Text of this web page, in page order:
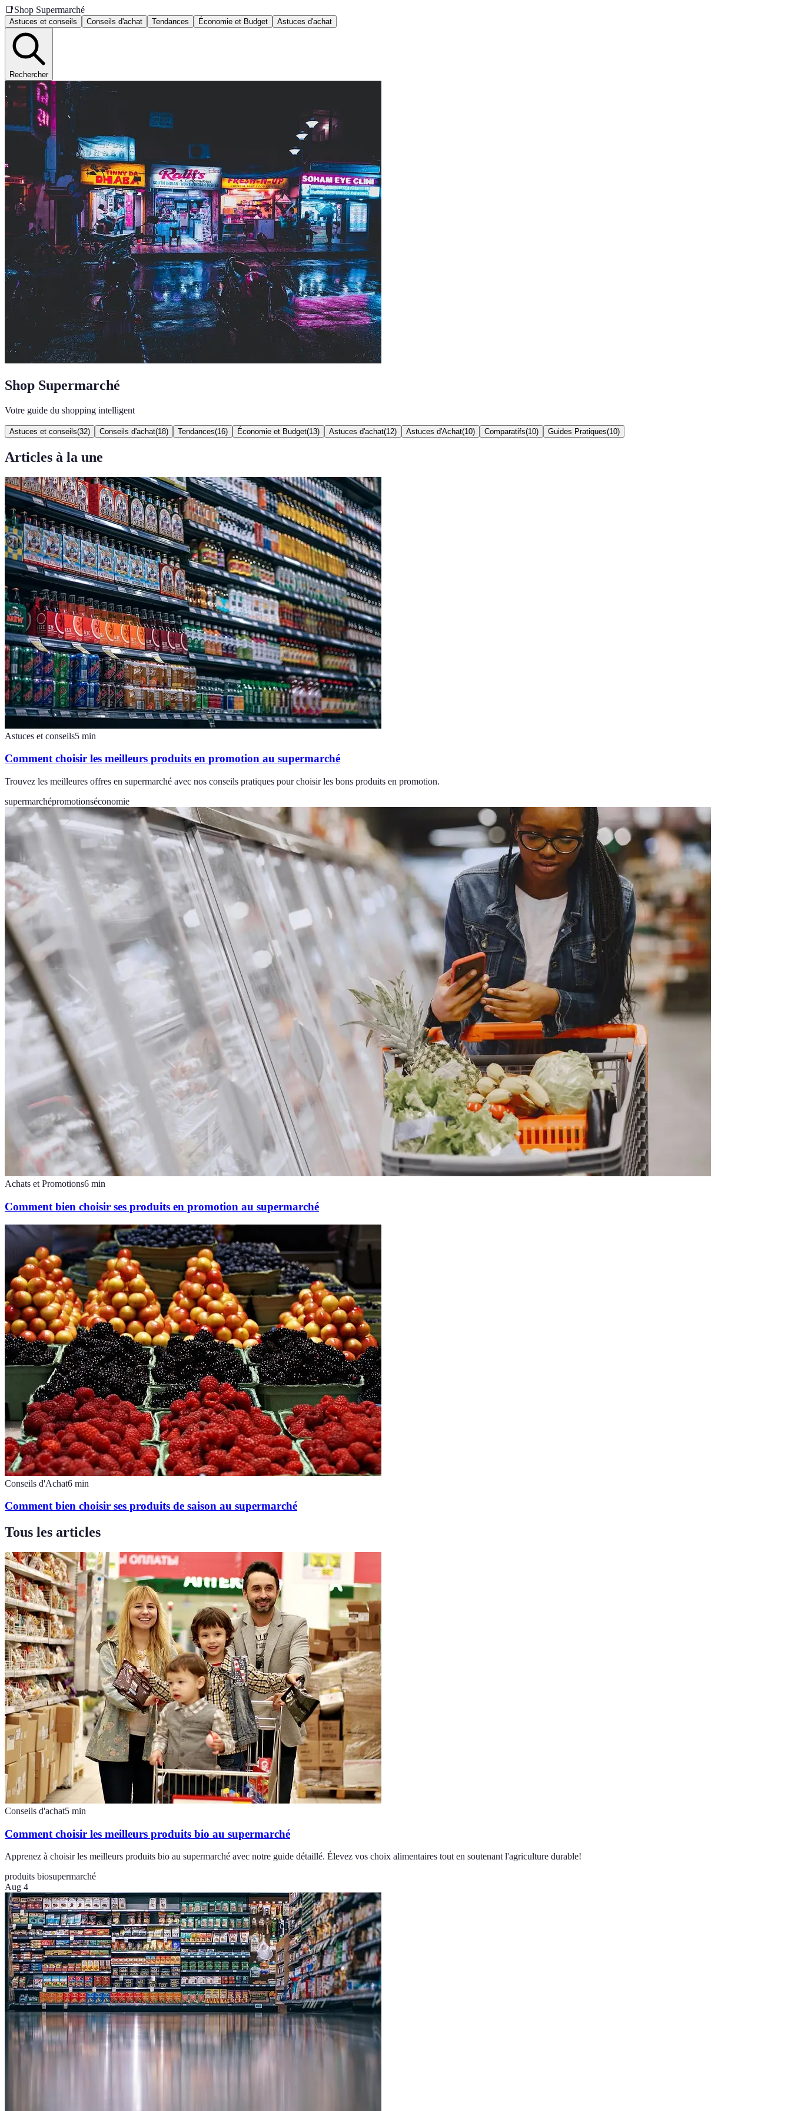
📑Shop Supermarché
Astuces et conseils Conseils d'achat Tendances Économie et Budget Astuces d'achat
Rechercher
Shop Supermarché
Votre guide du shopping intelligent
Astuces et conseils(32) Conseils d'achat(18) Tendances(16) Économie et Budget(13) Astuces d'achat(12) Astuces d'Achat(10) Comparatifs(10) Guides Pratiques(10)
Articles à la une
Astuces et conseils5 min
Comment choisir les meilleurs produits en promotion au supermarché
Trouvez les meilleures offres en supermarché avec nos conseils pratiques pour choisir les bons produits en promotion.
supermarchépromotionséconomie
Achats et Promotions6 min
Comment bien choisir ses produits en promotion au supermarché
Conseils d'Achat6 min
Comment bien choisir ses produits de saison au supermarché
Tous les articles
Conseils d'achat5 min
Comment choisir les meilleurs produits bio au supermarché
Apprenez à choisir les meilleurs produits bio au supermarché avec notre guide détaillé. Élevez vos choix alimentaires tout en soutenant l'agriculture durable!
produits biosupermarché
Aug 4